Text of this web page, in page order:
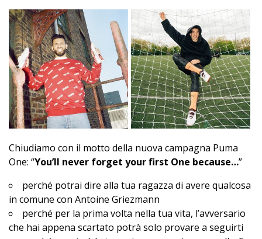
Chiudiamo con il motto della nuova campagna Puma
One: “You’ll never forget your first One because…”
perché potrai dire alla tua ragazza di avere qualcosa
in comune con Antoine Griezmann
perché per la prima volta nella tua vita, l’avversario
che hai appena scartato potrà solo provare a seguirti